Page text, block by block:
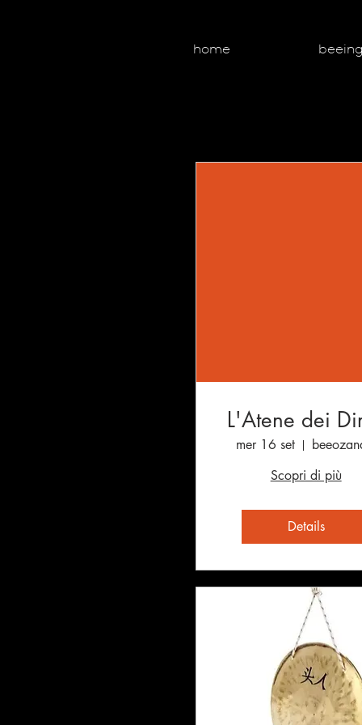
home beeing
L'Atene dei
mer 16 set
Scopri di più
Details